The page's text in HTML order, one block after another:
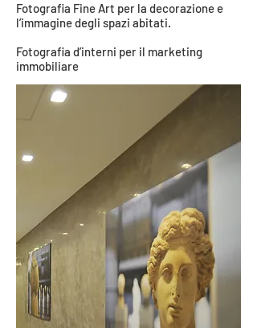
Fotografia Fine Art per la decorazione e
l’immagine degli spazi abitati.
Fotografia d’interni per il marketing
immobiliare